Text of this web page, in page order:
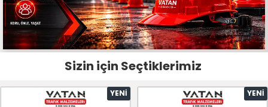
Sizin için Seçtiklerimiz
YENI YENI